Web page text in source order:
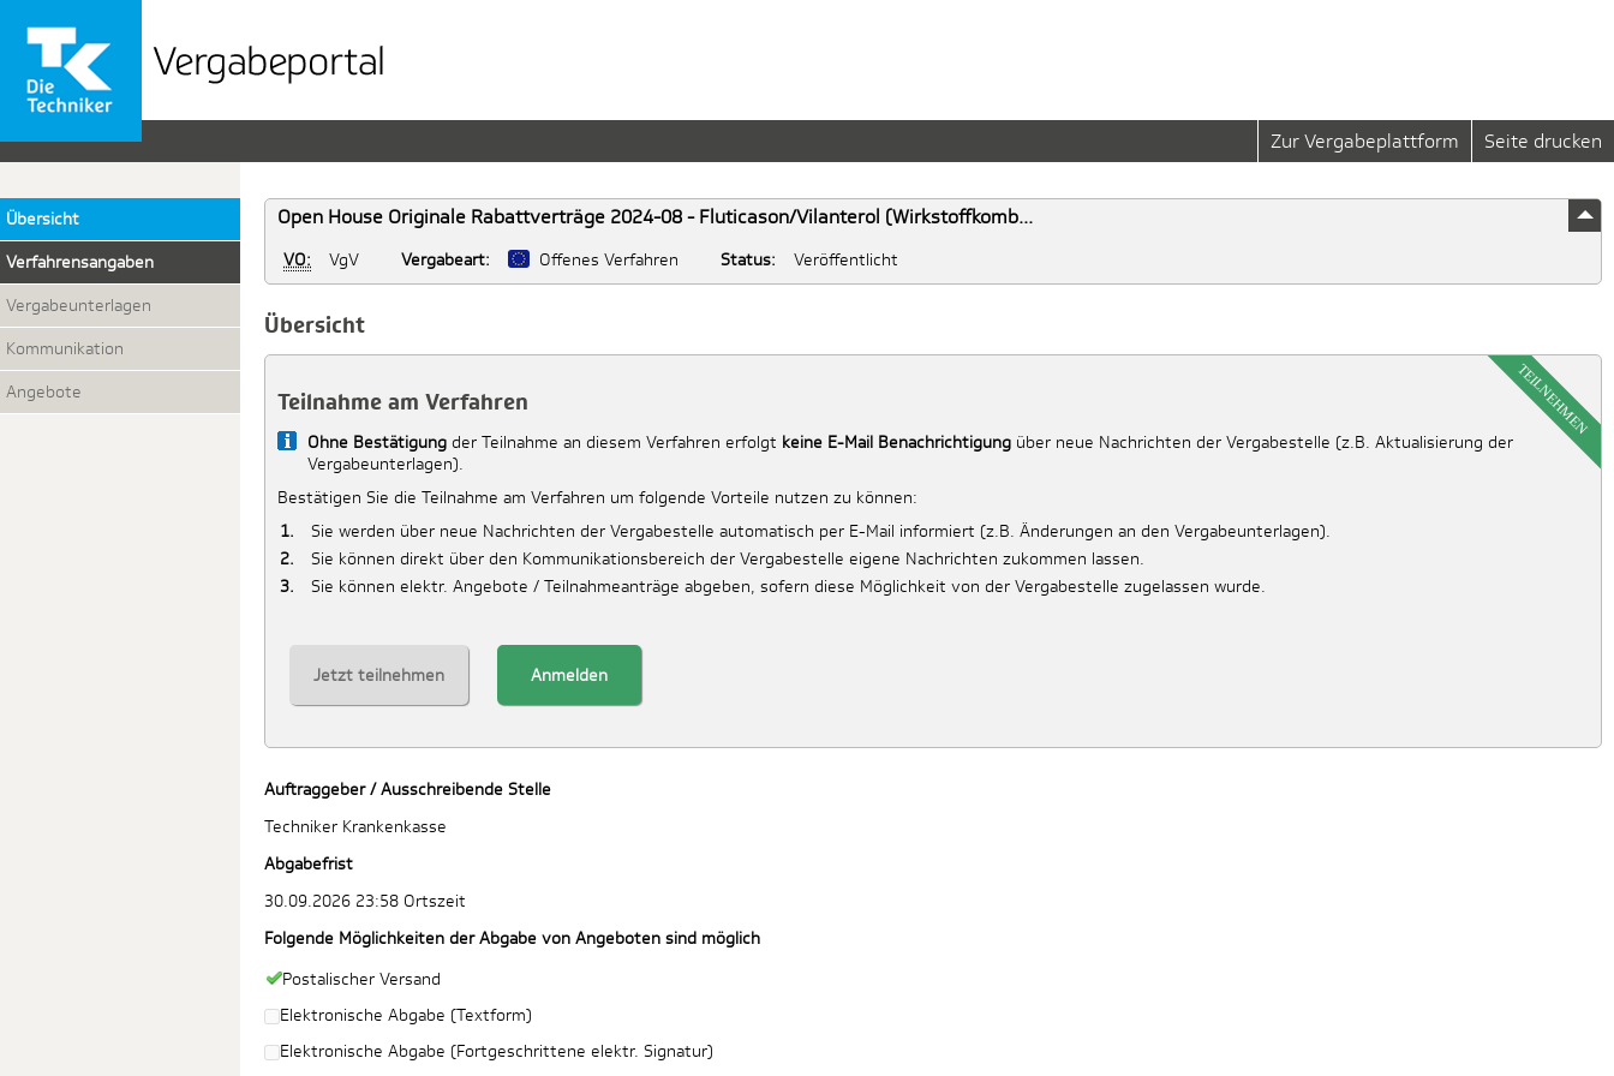
Vergabeportal
der
TK
Zur Vergabeplattform Seite drucken
Übersicht
Verfahrensangaben
Vergabeunterlagen
Kommunikation
Angebote
Open House Originale Rabattverträge 2024-08 - Fluticason/Vilanterol (Wirkstoffkomb...
VO: VgV Vergabeart: Offenes Verfahren Status: Veröffentlicht
Übersicht
TEILNEHMEN
Teilnahme am Verfahren
Info
Ohne Bestätigung der Teilnahme an diesem Verfahren erfolgt keine E-Mail Benachrichtigung über neue Nachrichten der Vergabestelle (z.B. Aktualisierung der
Vergabeunterlagen).
Bestätigen Sie die Teilnahme am Verfahren um folgende Vorteile nutzen zu können:
Sie werden über neue Nachrichten der Vergabestelle automatisch per E-Mail informiert (z.B. Änderungen an den Vergabeunterlagen).
Sie können direkt über den Kommunikationsbereich der Vergabestelle eigene Nachrichten zukommen lassen.
Sie können elektr. Angebote / Teilnahmeanträge abgeben, sofern diese Möglichkeit von der Vergabestelle zugelassen wurde.
Jetzt teilnehmen Anmelden
Auftraggeber / Ausschreibende Stelle
Techniker Krankenkasse
Abgabefrist
30.09.2026 23:58 Ortszeit
Folgende Möglichkeiten der Abgabe von Angeboten sind möglich
Postalischer Versand
Elektronische Abgabe (Textform)
Elektronische Abgabe (Fortgeschrittene elektr. Signatur)